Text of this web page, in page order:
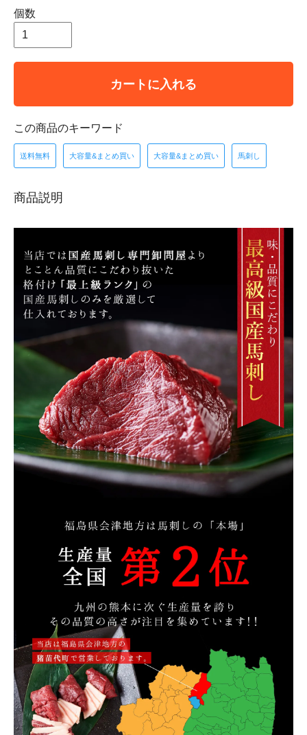
個数
カートに入れる
この商品のキーワード
送料無料 大容量&まとめ買い 大容量&まとめ買い 馬刺し
商品説明